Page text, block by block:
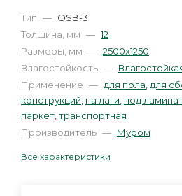
Тип — OSB-3
Толщина, мм — 12
Размеры, мм — 2500х1250
Влагостойкость —
Применение — для пола для
конструкций на лаги под
паркет транспортная
Производитель — Муром
Все характеристики